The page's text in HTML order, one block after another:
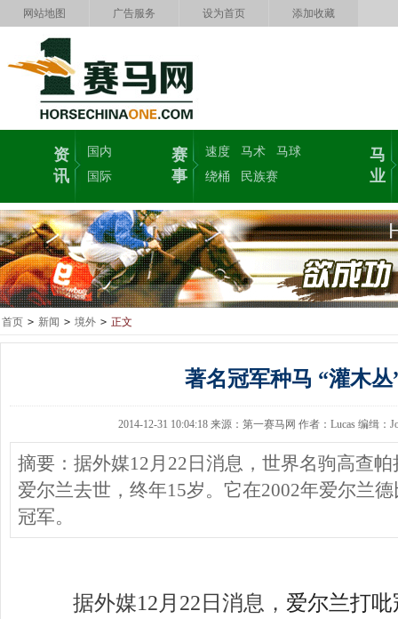
网站地图 广告服务 设为首页 添加收藏
资
讯
国内
国际
赛
事
速度 马术
马球
绕桶
民族赛
马
业
首页 > 新闻 > 境外 > 正文
著名冠军种马 “灌木丛
2014-12-31 10:04:18 来源：第一赛马网 作者：Lucas 编缉：
摘要：据外媒12月22日消息，世界名驹高查帕
爱尔兰去世，终年15岁。它在2002年爱尔兰
冠军。
据外媒12月22日消息， 爱尔兰打